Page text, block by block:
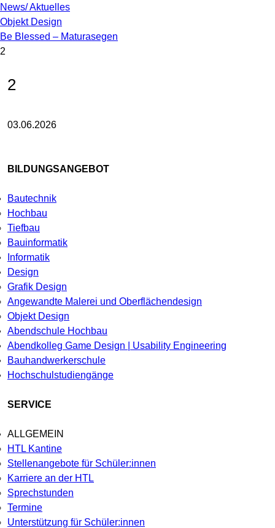
News/ Aktuelles
Objekt Design
Be Blessed – Maturasegen
2
2
03.06.2026
BILDUNGSANGEBOT
Bautechnik
Hochbau
Tiefbau
Bauinformatik
Informatik
Design
Grafik Design
Angewandte Malerei und Oberflächendesign
Objekt Design
Abendschule Hochbau
Abendkolleg Game Design | Usability Engineering
Bauhandwerkerschule
Hochschulstudiengänge
SERVICE
ALLGEMEIN
HTL Kantine
Stellenangebote für Schüler:innen
Karriere an der HTL
Sprechstunden
Termine
Unterstützung für Schüler:innen